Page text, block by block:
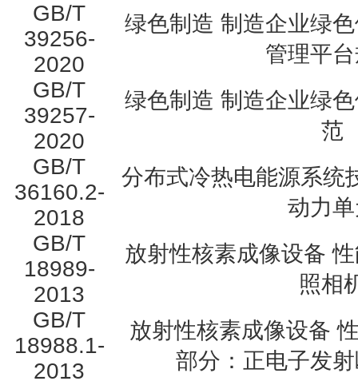
GB/T
39256-
2020
绿色制造 制造企业绿
管理平
GB/T
39257-
2020
绿色制造 制造企业绿
范
GB/T
36160.2-
2018
分布式冷热电能源系统
动力
GB/T
18989-
2013
放射性核素成像设备
照相
GB/T
18988.1-
2013
放射性核素成像设备
部分：正电子发